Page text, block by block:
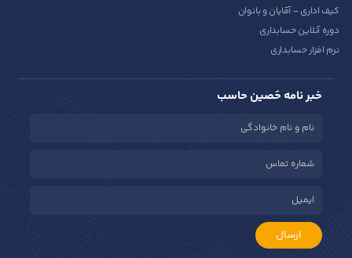
کیف اداری - آقایان و بانوان
دوره آنلاین حسابداری
نرم افزار حسابداری
خبر نامه حَصین حاسب
ارسال